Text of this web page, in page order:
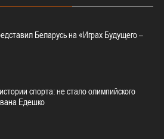
Беларусь на «Играх Будущего –
спорта: не стало олимпийского
Едешко